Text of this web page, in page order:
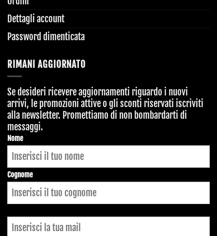
Dettagli account
Password dimenticata
RIMANI AGGIORNATO
Se desideri ricevere aggiornamenti riguardo i nuovi
arrivi, le promozioni attive o gli sconti riservati iscriviti
alla newsletter. Promettiamo di non bombardarti di
messaggi.
Contact
Email *
Nome
Cognome